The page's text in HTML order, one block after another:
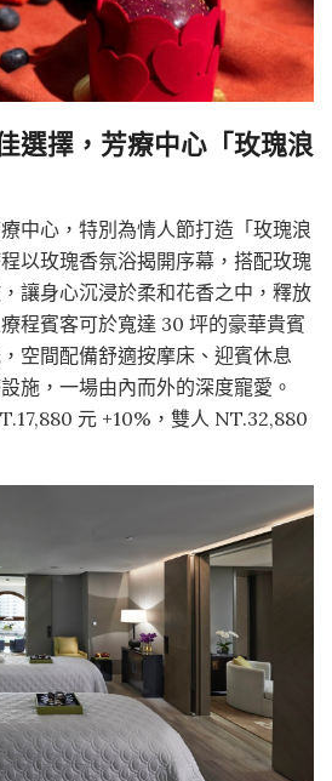
選擇，芳療中心「玫瑰浪
中心，特別為情人節打造「玫瑰浪
以玫瑰香氛浴揭開序幕，搭配玫瑰
讓身心沉浸於柔和花香之中，釋放
程賓客可於寬達 30 坪的豪華貴賓
空間配備舒適按摩床、迎賓休息
施，一場由內而外的深度寵愛。
元 +10%，雙人 NT.32,880